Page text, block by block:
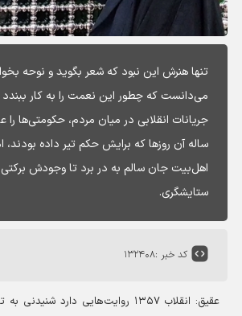
تنها هنرش این نبود که شعر بگوید و نوحه
می‌دانست که چطور این نعمت را به کار ببندد
ساله آن روزها که برایش حکم تیر داده بودند،
اهل‌بیت جان سالم به در برد تا وجودش برکتی
ستایشگری.
کد خبر :۱۳۲۴۰۸
عقیق:
انقلاب ۱۳۵۷ روایت‌هایی دارد شنیدنی